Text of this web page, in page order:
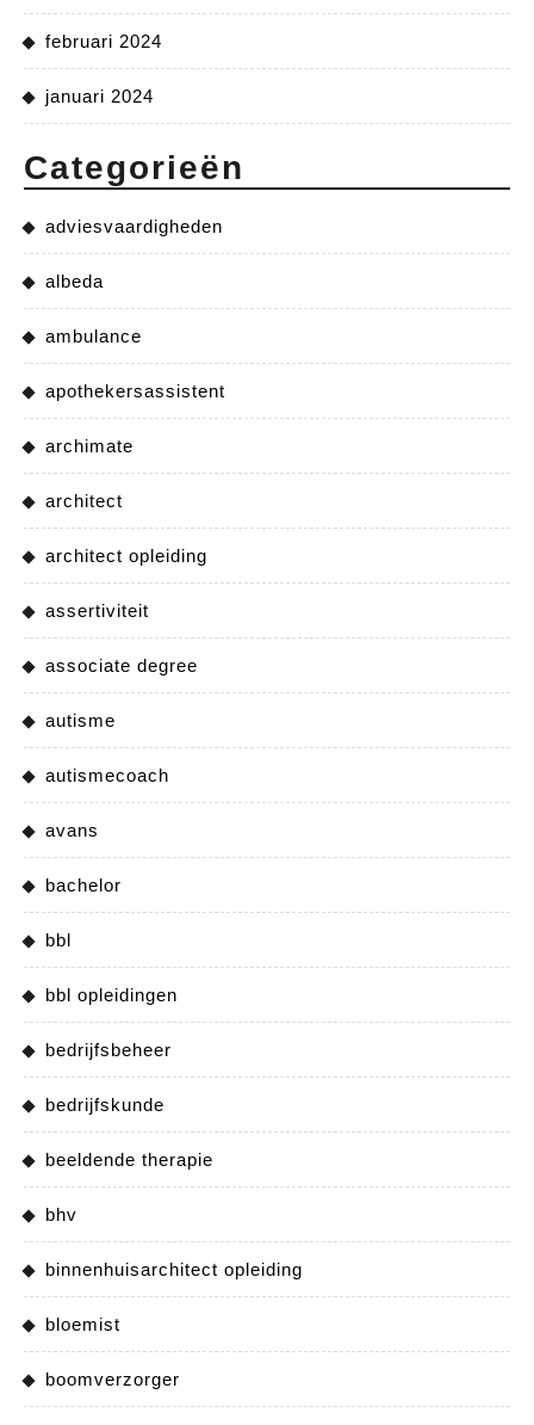
februari 2024
januari 2024
Categorieën
adviesvaardigheden
albeda
ambulance
apothekersassistent
archimate
architect
architect opleiding
assertiviteit
associate degree
autisme
autismecoach
avans
bachelor
bbl
bbl opleidingen
bedrijfsbeheer
bedrijfskunde
beeldende therapie
bhv
binnenhuisarchitect opleiding
bloemist
boomverzorger